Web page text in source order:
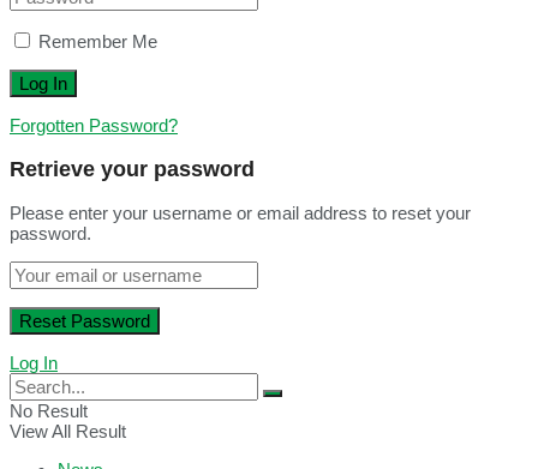
Remember Me
Forgotten Password?
Retrieve your password
Please enter your username or email address to reset your
password.
Log In
No Result
View All Result